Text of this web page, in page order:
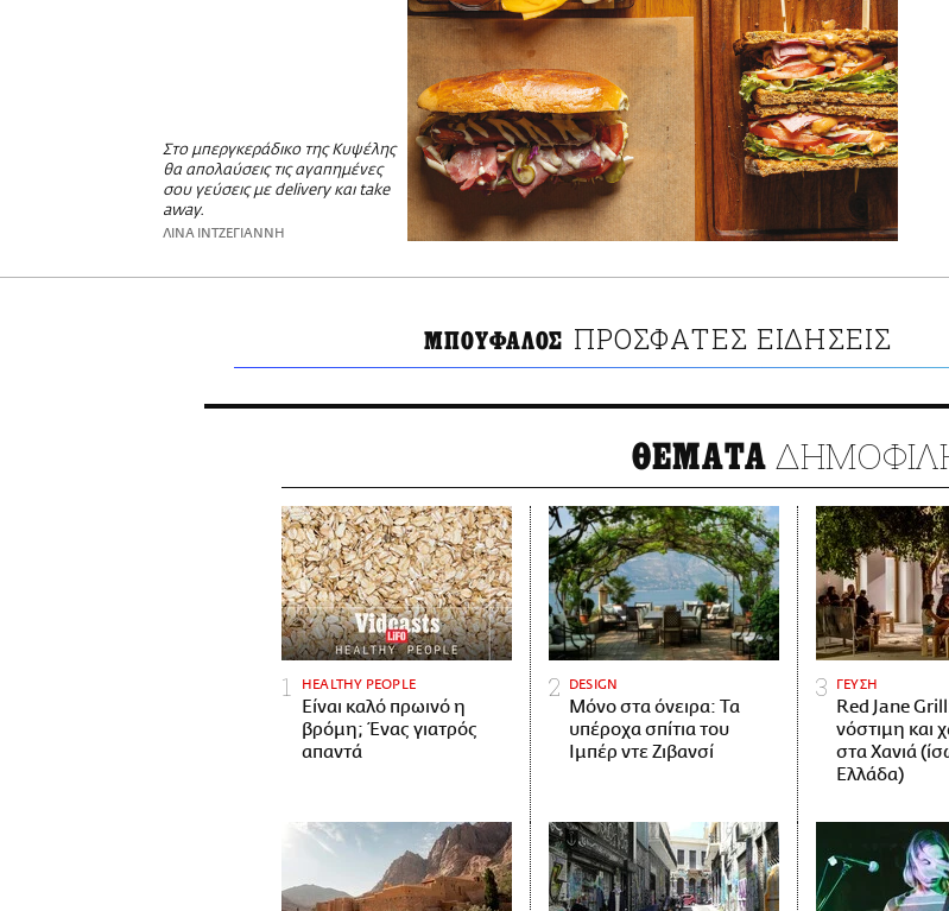
Στο μπεργκεράδικο της Κυψέλης
θα απολαύσεις τις αγαπημένες
σου γεύσεις με delivery και take
away.
ΛΙΝΑ ΙΝΤΖΕΓΙΑΝΝΗ
ΜΠΟΥΦΑΛΟΣ ΠΡΟΣΦΑΤΕΣ ΕΙΔΗΣΕΙΣ
ΘΕΜΑΤΑ
HEALTHY PEOPLE
Είναι καλό πρωινό η
βρόμη; Ένας γιατρός
απαντά
DESIGN
Μόνο στα όνειρα: Τα
υπέροχα σπίτια του
Ιμπέρ ντε Ζιβανσί
ΓΕΥΣΗ
Red Jane
νόστιμη και
στα Χανιά
Ελλάδα)